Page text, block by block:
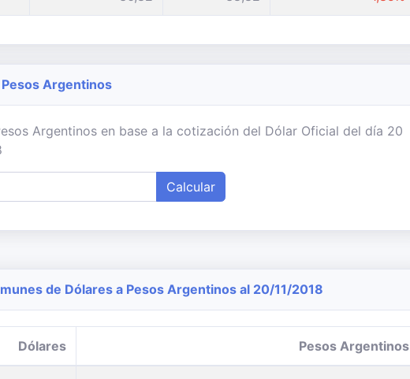
Pesos Argentinos
Argentinos en base a la cotización del Dólar Oficial del día 20
Calcular
de Dólares a Pesos Argentinos al 20/11/2018
Dólares Pesos Argentinos